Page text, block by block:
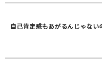
自己肯定感もあがるんじゃな